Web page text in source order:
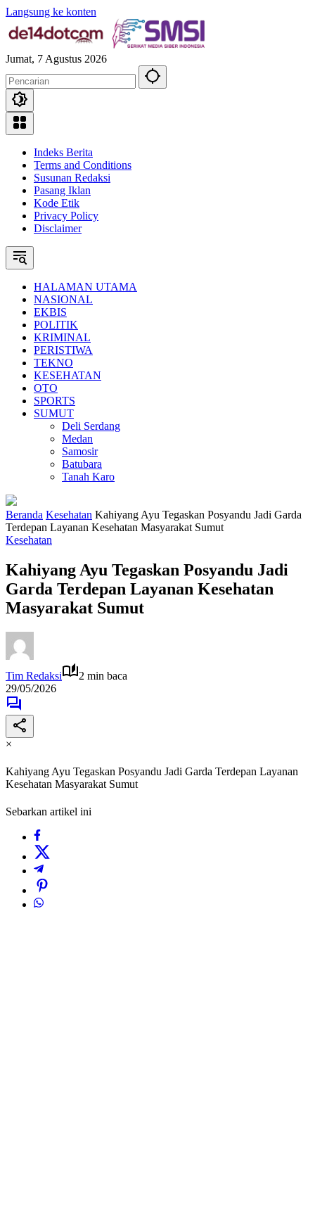
Langsung ke konten
Jumat, 7 Agustus 2026
Indeks Berita
Terms and Conditions
Susunan Redaksi
Pasang Iklan
Kode Etik
Privacy Policy
Disclaimer
HALAMAN UTAMA
NASIONAL
EKBIS
POLITIK
KRIMINAL
PERISTIWA
TEKNO
KESEHATAN
OTO
SPORTS
SUMUT
Deli Serdang
Medan
Samosir
Batubara
Tanah Karo
Beranda Kesehatan Kahiyang Ayu Tegaskan Posyandu Jadi Garda
Terdepan Layanan Kesehatan Masyarakat Sumut
Kesehatan
Kahiyang Ayu Tegaskan Posyandu Jadi
Garda Terdepan Layanan Kesehatan
Masyarakat Sumut
Tim Redaksi
2 min baca
29/05/2026
×
Kahiyang Ayu Tegaskan Posyandu Jadi Garda Terdepan Layanan
Kesehatan Masyarakat Sumut
Sebarkan artikel ini